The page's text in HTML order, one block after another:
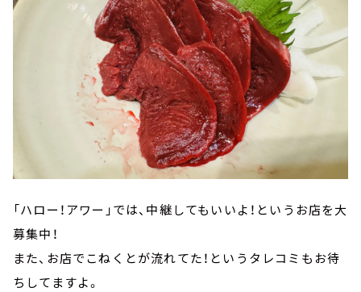
「ハロー！アワー」では、中継してもいいよ！というお店を大
募集中！
また、お店でこねくとが流れてた！というタレコミもお待
ちしてますよ。